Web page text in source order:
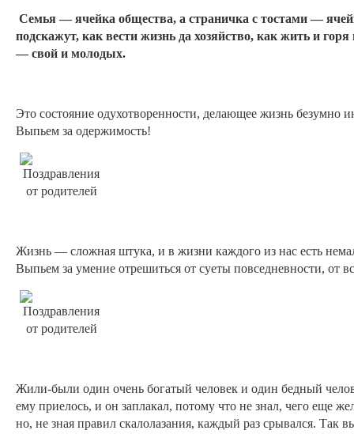
Семья — ячейка общества, а страничка с тостами —
подскажут, как вести жизнь да хозяйство, как жить и
— свой и молодых.
Это состояние одухотворенности, делающее жизнь безумно
Выпьем за одержимость!
Жизнь — сложная штука, и в жизни каждого из нас есть
Выпьем за умение отрешиться от суеты повседневности, от
Жили-были один очень богатый человек и один бедный
ему приелось, и он заплакал, потому что не знал, чего еще
но, не зная правил скалолазания, каждый раз срывался. Так